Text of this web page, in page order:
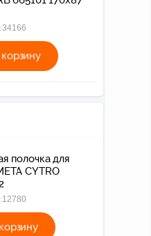
34166
полочка для
CYTRO
12780